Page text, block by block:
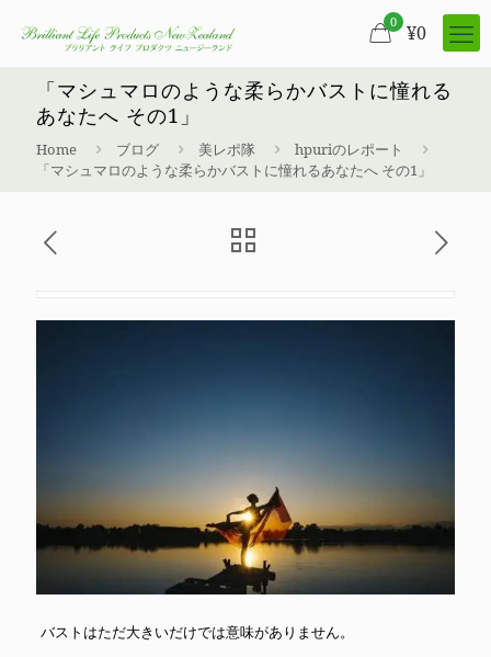
0 ¥0
「マシュマロのような柔らかバストに憧れる
あなたへ その1」
Home ブログ 美レポ隊
hpuriのレポート
「マシュマロのような柔らかバストに憧れるあなたへ その1」
バストはただ大きいだけでは意味がありません。